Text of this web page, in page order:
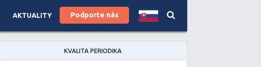
AKTUALITY Podporte nás
KVALITA PERIODIKA